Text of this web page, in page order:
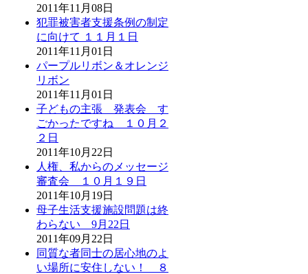
2011年11月08日
犯罪被害者支援条例の制定
に向けて １１月１日
2011年11月01日
パープルリボン＆オレンジ
リボン
2011年11月01日
子どもの主張 発表会 す
ごかったですね １０月２
２日
2011年10月22日
人権、私からのメッセージ
審査会 １０月１９日
2011年10月19日
母子生活支援施設問題は終
わらない 9月22日
2011年09月22日
同質な者同士の居心地のよ
い場所に安住しない！ ８